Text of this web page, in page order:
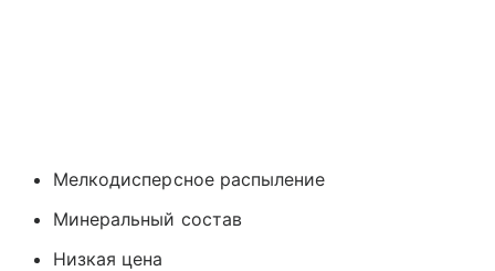
Мелкодисперсное распыление
Минеральный состав
Низкая цена